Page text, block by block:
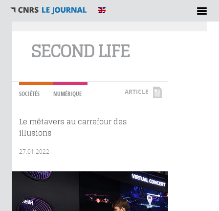
SECOND LIFE
SOCIÉTÉS NUMÉRIQUE ARTICLE
Le métavers au carrefour des
illusions
27.01.2022